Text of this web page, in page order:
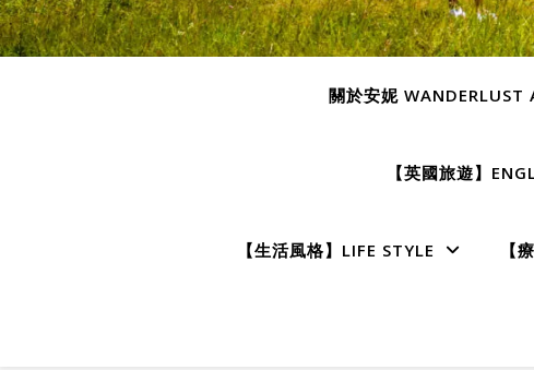
關於安妮 WANDERLUST
【英國旅遊】
【生活風格】LIFE STYLE 【